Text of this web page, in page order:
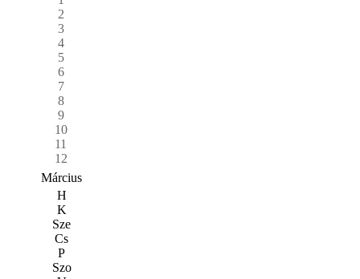
2
3
4
5
6
7
8
9
10
11
12
Március
H
K
Sze
Cs
P
Szo